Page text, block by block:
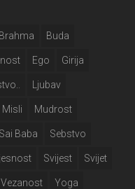
Brahma Buda
Ego Girija
Ljubav
Misli Mudrost
Sai Baba Sebstvo
Svijest Svijet
Vezanost Yoga